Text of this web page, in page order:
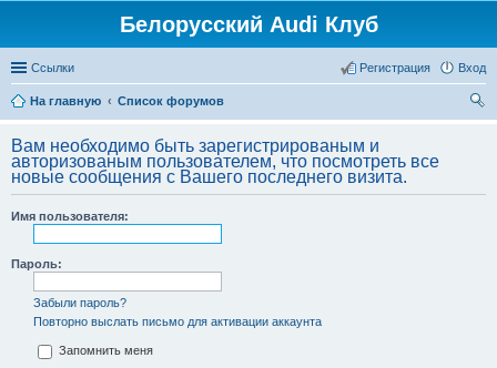
Белорусский Audi Клуб
Ссылки Вход
Регистрация
На главную
Список форумов
Вам необходимо быть зарегистрированым и
авторизованым пользователем, что посмотреть все
новые сообщения с Вашего последнего визита.
Имя пользователя:
Пароль:
Забыли пароль?
Повторно выслать письмо для активации аккаунта
Запомнить меня